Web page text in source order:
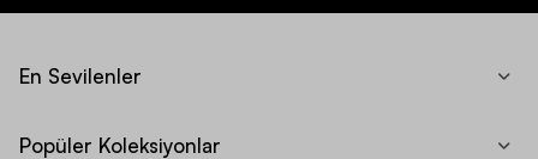
En Sevilenler
Popüler Koleksiyonlar